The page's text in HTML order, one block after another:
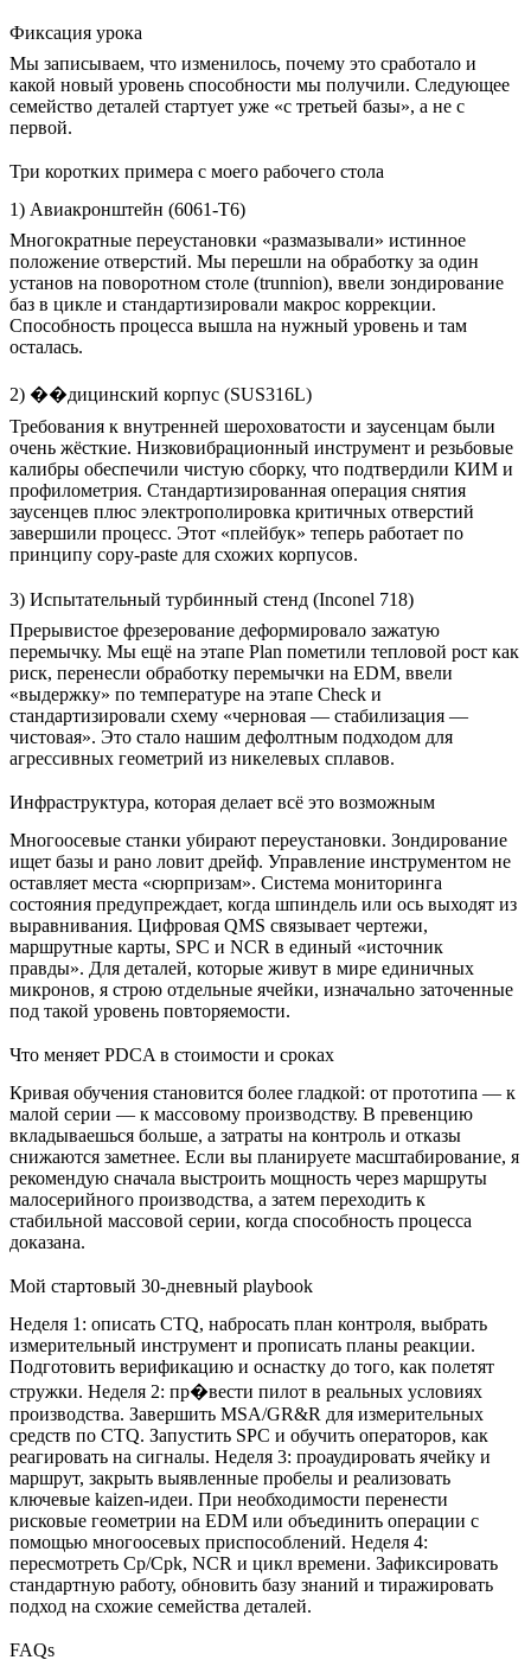
Фиксация урока
Мы записываем, что изменилось, почему это сработало и
какой новый уровень способности мы получили. Следующее
семейство деталей стартует уже «с третьей базы», а не с
первой.
Три коротких примера с моего рабочего стола
1) Авиакронштейн (6061-T6)
Многократные переустановки «размазывали» истинное
положение отверстий. Мы перешли на обработку за один
установ на поворотном столе (trunnion), ввели зондирование
баз в цикле и стандартизировали макрос коррекции.
Способность процесса вышла на нужный уровень и там
осталась.
2) ��дицинский корпус (SUS316L)
Требования к внутренней шероховатости и заусенцам были
очень жёсткие. Низковибрационный инструмент и резьбовые
калибры обеспечили чистую сборку, что подтвердили КИМ и
профилометрия. Стандартизированная операция снятия
заусенцев плюс электрополировка критичных отверстий
завершили процесс. Этот «плейбук» теперь работает по
принципу copy-paste для схожих корпусов.
3) Испытательный турбинный стенд (Inconel 718)
Прерывистое фрезерование деформировало зажатую
перемычку. Мы ещё на этапе Plan пометили тепловой рост как
риск, перенесли обработку перемычки на EDM, ввели
«выдержку» по температуре на этапе Check и
стандартизировали схему «черновая — стабилизация —
чистовая». Это стало нашим дефолтным подходом для
агрессивных геометрий из никелевых сплавов.
Инфраструктура, которая делает всё это возможным
Многоосевые станки убирают переустановки. Зондирование
ищет базы и рано ловит дрейф. Управление инструментом не
оставляет места «сюрпризам». Система мониторинга
состояния предупреждает, когда шпиндель или ось выходят из
выравнивания. Цифровая QMS связывает чертежи,
маршрутные карты, SPC и NCR в единый «источник
правды». Для деталей, которые живут в мире единичных
микронов, я строю отдельные ячейки, изначально заточенные
под такой уровень повторяемости.
Что меняет PDCA в стоимости и сроках
Кривая обучения становится более гладкой: от прототипа — к
малой серии — к массовому производству. В превенцию
вкладываешься больше, а затраты на контроль и отказы
снижаются заметнее. Если вы планируете масштабирование, я
рекомендую сначала выстроить мощность через маршруты
малосерийного производства, а затем переходить к
стабильной массовой серии, когда способность процесса
доказана.
Мой стартовый 30-дневный playbook
Неделя 1: описать CTQ, набросать план контроля, выбрать
измерительный инструмент и прописать планы реакции.
Подготовить верификацию и оснастку до того, как полетят
стружки. Неделя 2: пр�вести пилот в реальных условиях
производства. Завершить MSA/GR&R для измерительных
средств по CTQ. Запустить SPC и обучить операторов, как
реагировать на сигналы. Неделя 3: проаудировать ячейку и
маршрут, закрыть выявленные пробелы и реализовать
ключевые kaizen-идеи. При необходимости перенести
рисковые геометрии на EDM или объединить операции с
помощью многоосевых приспособлений. Неделя 4:
пересмотреть Cp/Cpk, NCR и цикл времени. Зафиксировать
стандартную работу, обновить базу знаний и тиражировать
подход на схожие семейства деталей.
FAQs